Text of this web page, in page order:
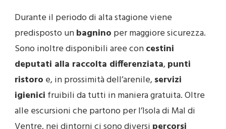
Durante il periodo di alta stagione viene
predisposto unbagnino per maggiore sicurezza.
Sono inoltre disponibili aree concestini
deputati alla raccolta differenziata,punti
ristoro e, in prossimità dell’arenile,servizi
igienici fruibili da tutti in maniera gratuita. Oltre
alle escursioni che partono per l’Isola di Mal di